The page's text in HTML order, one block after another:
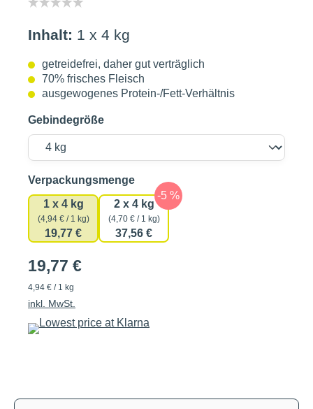
Inhalt: 1 x 4 kg
getreidefrei, daher gut verträglich
70% frisches Fleisch
ausgewogenes Protein-/Fett-Verhältnis
Gebindegröße
Verpackungsmengeauswählen
1 x 4 kg
(4,94 € / 1 kg)
19,77 €
2 x 4 kg
(4,70 € / 1 kg)
37,56 €
19,77 €
4,94 € / 1 kg
inkl. MwSt.